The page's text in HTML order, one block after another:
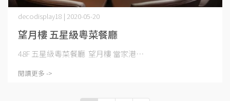
望月樓 五星級粵菜餐廳
decodisplay18 | 2020-05-20
48F 五星級粵菜餐廳 望月樓 當家港⋯
閱讀更多 ->